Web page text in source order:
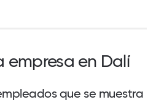
empresa en Dalí
que se muestra